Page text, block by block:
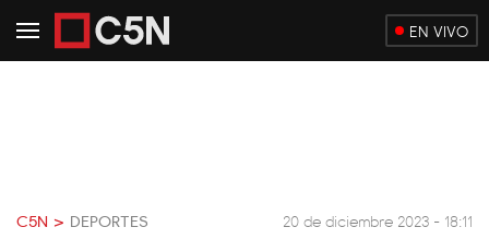
EN VIVO
C5N > DEPORTES 20 de diciembre 2023 - 18:11